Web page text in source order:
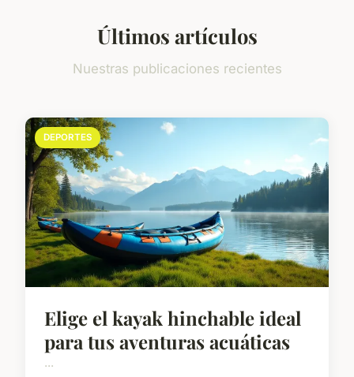
Últimos artículos
Nuestras publicaciones recientes
DEPORTES
Elige el kayak hinchable ideal
para tus aventuras acuáticas
...